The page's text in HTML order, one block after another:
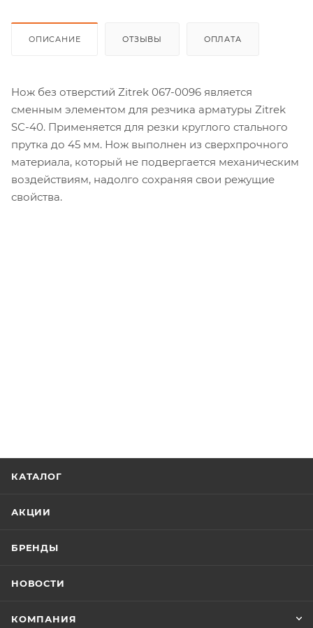
ОПИСАНИЕ ОТЗЫВЫ ОПЛАТА
Нож без отверстий Zitrek 067-0096 является
сменным элементом для резчика арматуры Zitrek
SС-40. Применяется для резки круглого стального
прутка до 45 мм. Нож выполнен из сверхпрочного
материала, который не подвергается механическим
воздействиям, надолго сохраняя свои режущие
свойства.
КАТАЛОГ
АКЦИИ
БРЕНДЫ
НОВОСТИ
КОМПАНИЯ